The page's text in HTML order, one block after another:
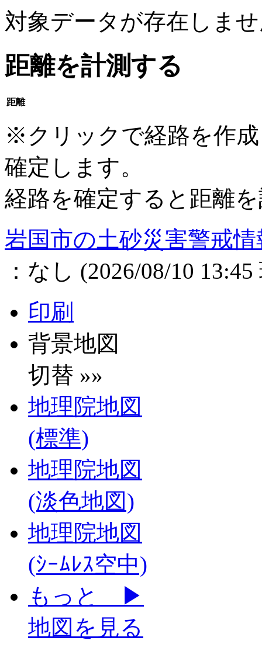
対象データが存在しま
距離を計測する
距離
※クリックで経路を作
確定します。
経路を確定すると距離
岩国市の土砂災害警戒情
： なし (2026/08/10 13:45
印刷
背景地図
切替 »»
地理院地図
(標準)
地理院地図
(淡色地図)
地理院地図
(ｼｰﾑﾚｽ空中)
もっと ▶
地図を見る